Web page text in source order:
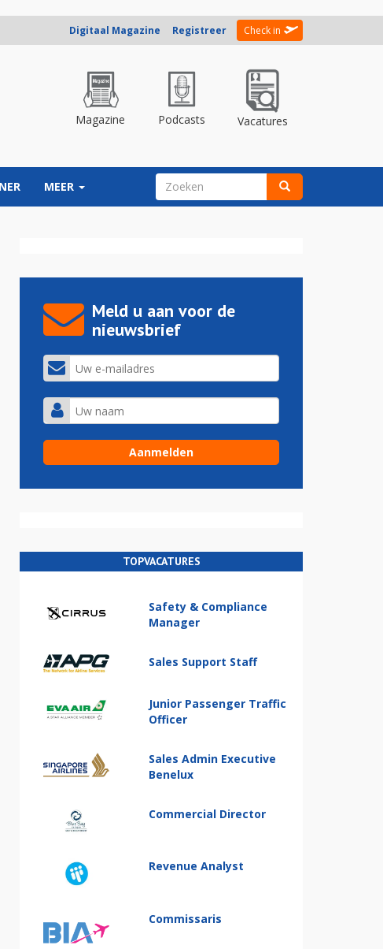
Digitaal Magazine Registreer Check in
Magazine Podcasts Vacatures
MEER ZOEKVELD
Meld u aan voor de
nieuwsbrief
TOPVACATURES
Safety & Compliance
Manager
Sales Support Staff
Junior Passenger Traffic
Officer
Sales Admin Executive
Benelux
Commercial Director
Revenue Analyst
Commissaris